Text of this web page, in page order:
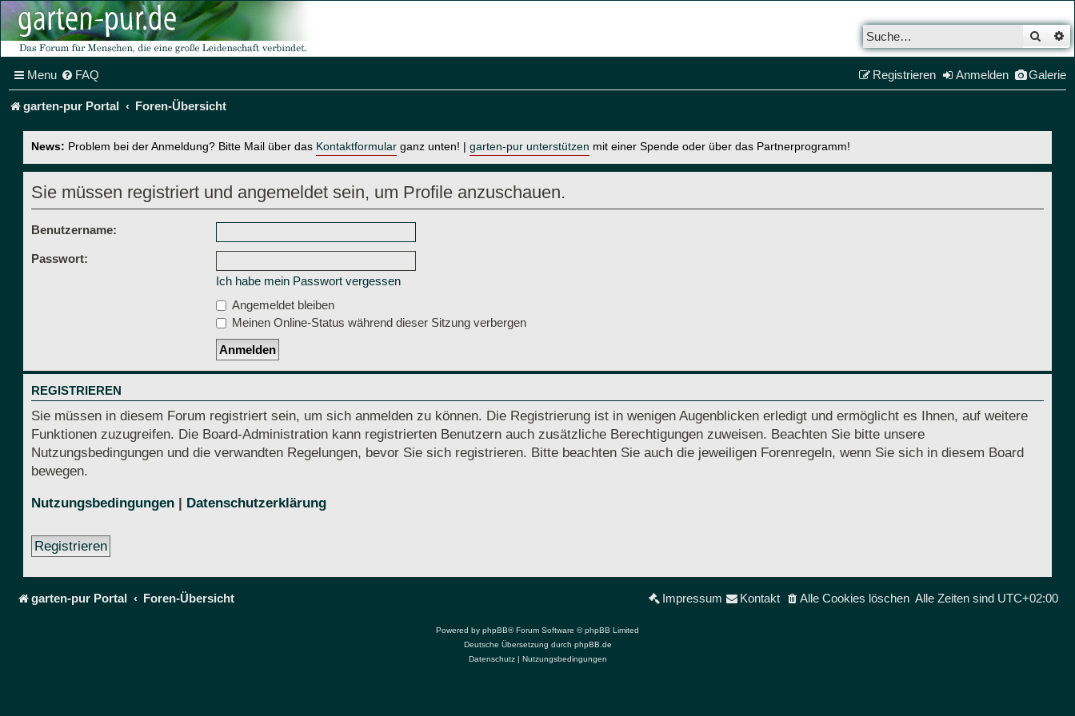
Menu FAQ Galerie
Anmelden
Registrieren
garten-pur Portal Foren-Übersicht
News: Problem bei der Anmeldung? Bitte Mail über das Kontaktformular ganz unten! | garten-pur unterstützen mit einer Spende oder über das Partnerprogramm!
Sie müssen registriert und angemeldet sein, um Profile anzuschauen.
Benutzername:
Passwort:
Ich habe mein Passwort vergessen
Angemeldet bleiben
Meinen Online-Status während dieser Sitzung verbergen
REGISTRIEREN
Sie müssen in diesem Forum registriert sein, um sich anmelden zu können. Die Registrierung ist in wenigen Augenblicken erledigt und ermöglicht es Ihnen, auf weitere
Funktionen zuzugreifen. Die Board-Administration kann registrierten Benutzern auch zusätzliche Berechtigungen zuweisen. Beachten Sie bitte unsere
Nutzungsbedingungen und die verwandten Regelungen, bevor Sie sich registrieren. Bitte beachten Sie auch die jeweiligen Forenregeln, wenn Sie sich in diesem Board
bewegen.
Nutzungsbedingungen | Datenschutzerklärung
Registrieren
garten-pur Portal Foren-Übersicht Alle Zeiten sind UTC+02:00
Alle Cookies löschen
Impressum Kontakt
Powered by phpBB® Forum Software © phpBB Limited
Deutsche Übersetzung durch phpBB.de
Datenschutz| Nutzungsbedingungen